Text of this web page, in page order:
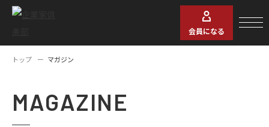
会員になる
トップ マガジン
MAGAZINE